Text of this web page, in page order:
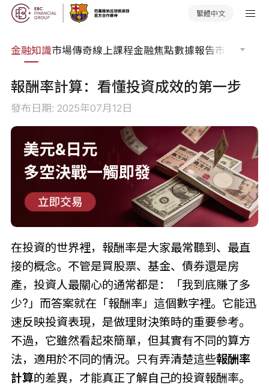
繁體中文
金融知識市場傳奇線上課程金融焦點數據報告市場分析
報酬率計算：看懂投資成效的第一步
發布日期: 2025年07月12日
在投資的世界裡，報酬率是大家最常聽到、最直
接的概念。不管是買股票、基金、債券還是房
產，投資人最關心的通常都是：「我到底賺了多
少?」而答案就在「報酬率」這個數字裡。它能迅
速反映投資表現，是做理財決策時的重要參考。
不過，它雖然看起來簡單，但其實有不同的算方
法，適用於不同的情況。只有弄清楚這些報酬率
計算的差異，才能真正了解自己的投資報酬率。